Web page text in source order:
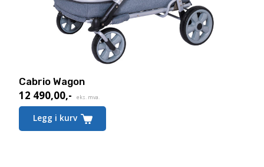
Cabrio Wagon
12 490,00,- eks. mva.
Legg i kurv